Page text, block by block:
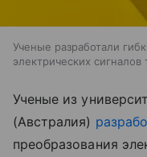
Ученые разработали
электрических сигналов
Ученые из
(Австралия)
преобразования